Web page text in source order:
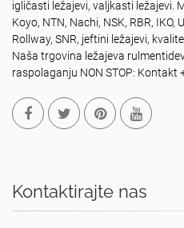
igličasti ležajevi, valjkasti ležajevi.
Koyo, NTN, Nachi, NSK, RBR, IKO,
Rollway, SNR, jeftini ležajevi,
Naša trgovina ležajeva
raspolaganju NON STOP: Kontakt
Kontaktirajte nas